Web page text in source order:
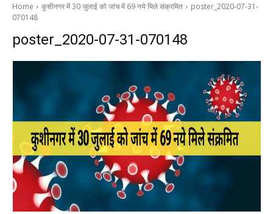
Home कुशीनगर में 30 जुलाई को जांच में 69 नये मिले संक्रमित
poster_2020-07-31-
070148
poster_2020-07-31-070148